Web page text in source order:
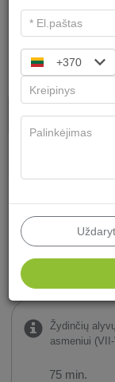
Pagrindiniai
Dovanų idėjos
Akimirkos
asmenims
60 min.
Žydinčių
asmeniui
75 min.
+370